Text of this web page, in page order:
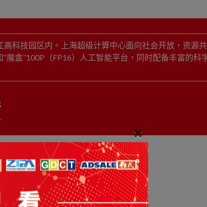
科技园区内。上海超级计算中心面向社会开放，资源
魔盒”100P（FP16）人工智能平台，同时配备丰富的科